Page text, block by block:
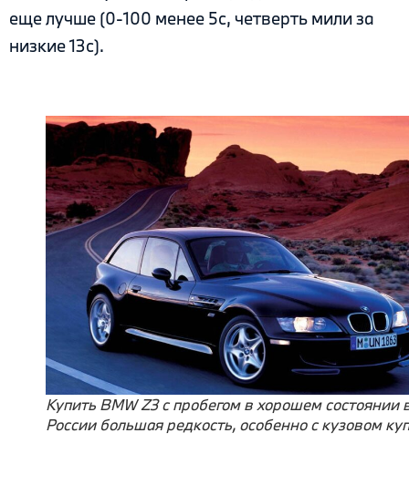
еще лучше (0-100 менее 5с, четверть мили за
низкие 13с).
Купить BMW Z3 с пробегом в хорошем состоянии
России большая редкость, особенно с кузовом